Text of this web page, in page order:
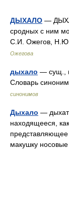
ДЫХАЛО —
сродных с ним
С.И. Ожегов,
Ожегова
дыхало — сущ.,
Словарь
синонимов
Дыхало —
находящееся,
макушку